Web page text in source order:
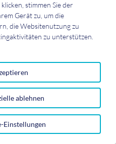
stimmen Sie der
Gerät zu, um die
die Websitenutzung zu
zu unterstützen.
Einstellungen
ablehnen